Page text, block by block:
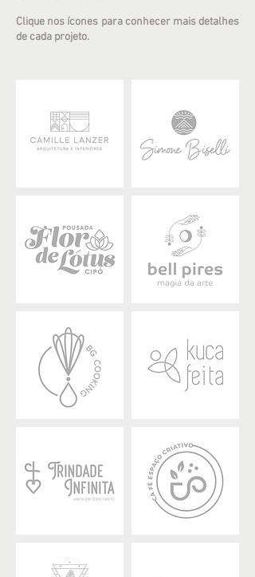
Clique nos ícones para conhecer mais detalhes
de cada projeto.